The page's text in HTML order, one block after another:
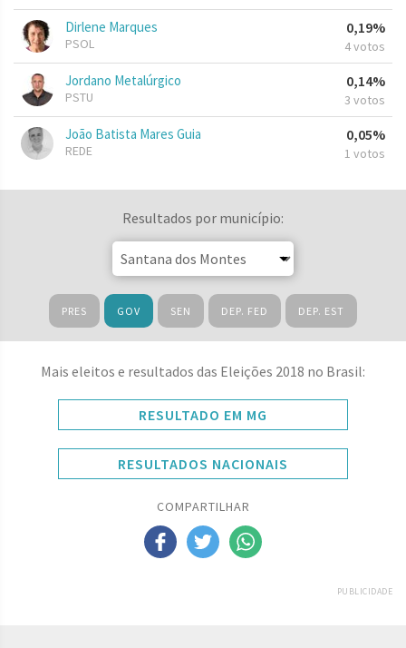
Dirlene Marques
PSOL
0,19%
4 votos
Jordano Metalúrgico
PSTU
0,14%
3 votos
João Batista Mares Guia
REDE
0,05%
1 votos
Resultados por município:
PRES GOV SEN DEP. FED DEP. EST
Mais eleitos e resultados das Eleições 2018 no Brasil:
RESULTADO EM MG
RESULTADOS NACIONAIS
COMPARTILHAR
PUBLICIDADE